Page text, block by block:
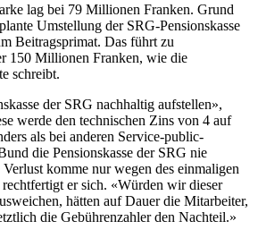
lag bei 79 Millionen Franken. Grund
Umstellung der SRG-Pensionskasse
Beitragsprimat. Das führt zu
150 Millionen Franken, wie die
schreibt.
der SRG nachhaltig aufstellen»,
werde den technischen Zins von 4 auf
als bei anderen Service-public-
die Pensionskasse der SRG nie
komme nur wegen des einmaligen
rechtfertigt er sich. «Würden wir dieser
hätten auf Dauer die Mitarbeiter,
die Gebührenzahler den Nachteil.»